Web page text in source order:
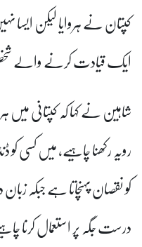
ایک قیادت کرنے والے
شاہین نے کہا کہ کپتانی
رویہ رکھنا چاہیے، میں کسی کو
کو نقصان پہنچاتا ہے جبکہ
درست جگہ پر استعمال کرنا